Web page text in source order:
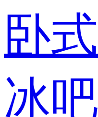
卧式
冰吧